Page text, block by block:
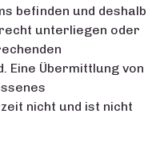
befinden und deshalb
unterliegen oder
Eine Übermittlung von
nicht und ist nicht